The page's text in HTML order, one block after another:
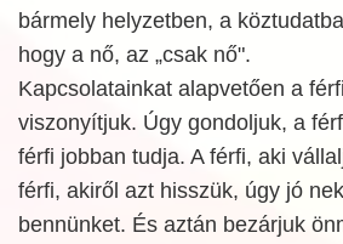
bármely helyzetben, a
hogy a nő, az „csak nő".
Kapcsolatainkat alapvetően a
viszonyítjuk. Úgy gondoljuk, a
férfi jobban tudja. A férfi, aki
férfi, akiről azt hisszük, úgy jó
bennünket. És aztán bezárjuk